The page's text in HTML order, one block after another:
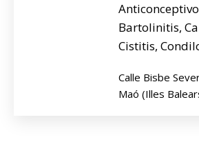
Bartolinitis,
Cistitis,
Calle Bisbe
Maó (Illes